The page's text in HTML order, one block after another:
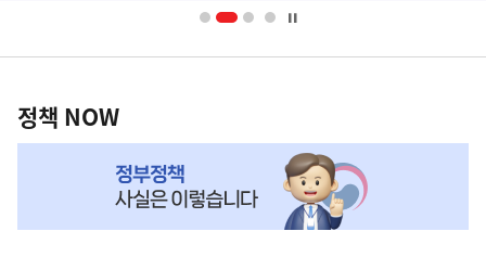
영
책
NOW,
정책 NOW